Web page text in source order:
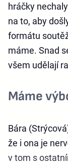
hráčky
na to, aby
formátu
máme. Snad
všem udělají
Máme
Bára
že i ona je
v tom s